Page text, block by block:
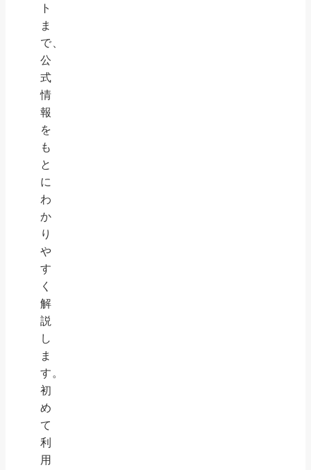
ト
ま
で、
公
式
情
報
を
も
と
に
わ
か
り
や
す
く
解
説
し
ま
す。
初
め
て
利
用